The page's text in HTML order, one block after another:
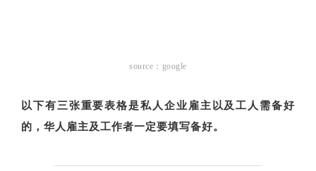
source：google
以下有三张重要表格是私人企业雇主以及工人需备好
的，华人雇主及工作者一定要填写备好。